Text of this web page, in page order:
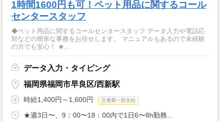
1時間1600円も可！ペット用品に関するコール
センタースタッフ
◆ペット用品に関するコールセンタースタッフ データ入力や電話応
対などの簡単な事務をお任せします。 マニュアルもあるので未経験
の方でも安心！ ★...
データ入力・タイピング
福岡県福岡市早良区/西新駅
時給1,400円～1,600円 交通費一部支給
★週3日〜、9：00〜18：00内で1日6〜8h勤務...